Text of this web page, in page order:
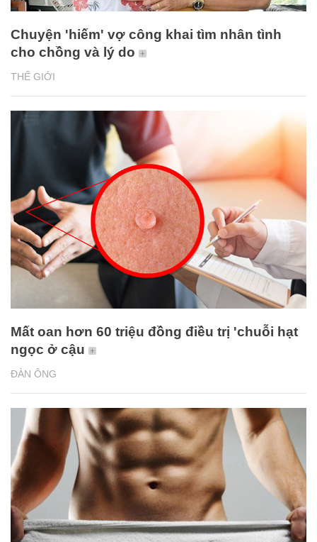
THẾ GIỚI
Chuyện 'hiếm' vợ công khai tìm nhân tình
cho chồng và lý do
ĐÀN ÔNG
Mất oan hơn 60 triệu đồng điều trị 'chuỗi hạt
ngọc ở cậu